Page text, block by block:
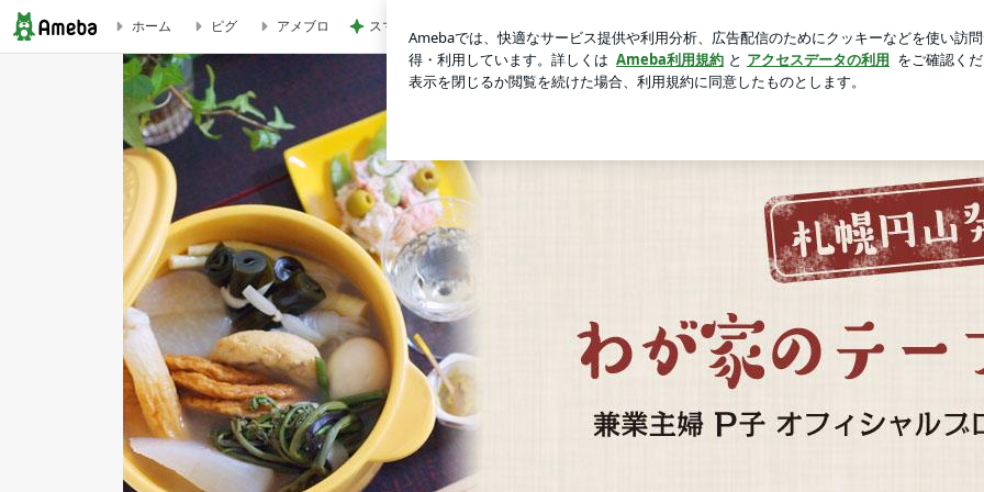
グルテンフリーでちょっといい麺を見つけた♪ | 札幌円山発 わが家のテーブル便り
ホーム ピグ アメブロ スマホを取り上げても解決しない問題 新規登録